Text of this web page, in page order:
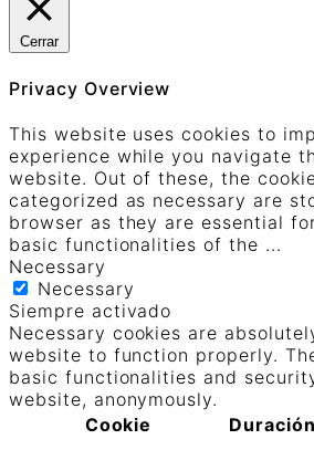
Cerrar
Privacy Overview
This website uses cookies to
experience while you navigate
website. Out of these, the
categorized as necessary are
browser as they are essential
basic functionalities of the ...
Necessary
Necessary
Siempre activado
Necessary cookies are
website to function properly.
basic functionalities and
website, anonymously.
Cookie
Duración